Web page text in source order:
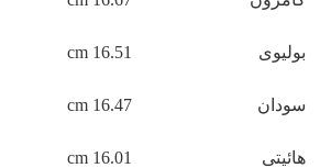
بولیوی 16.51 cm
سودان 16.47 cm
هائیتی 16.01 cm